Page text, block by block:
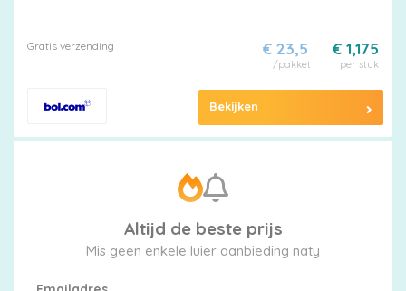
Gratis verzending € 1,175
per stuk
€ 23,5
/pakket
Bekijken
Altijd de beste prijs
Mis geen enkele luier aanbieding naty